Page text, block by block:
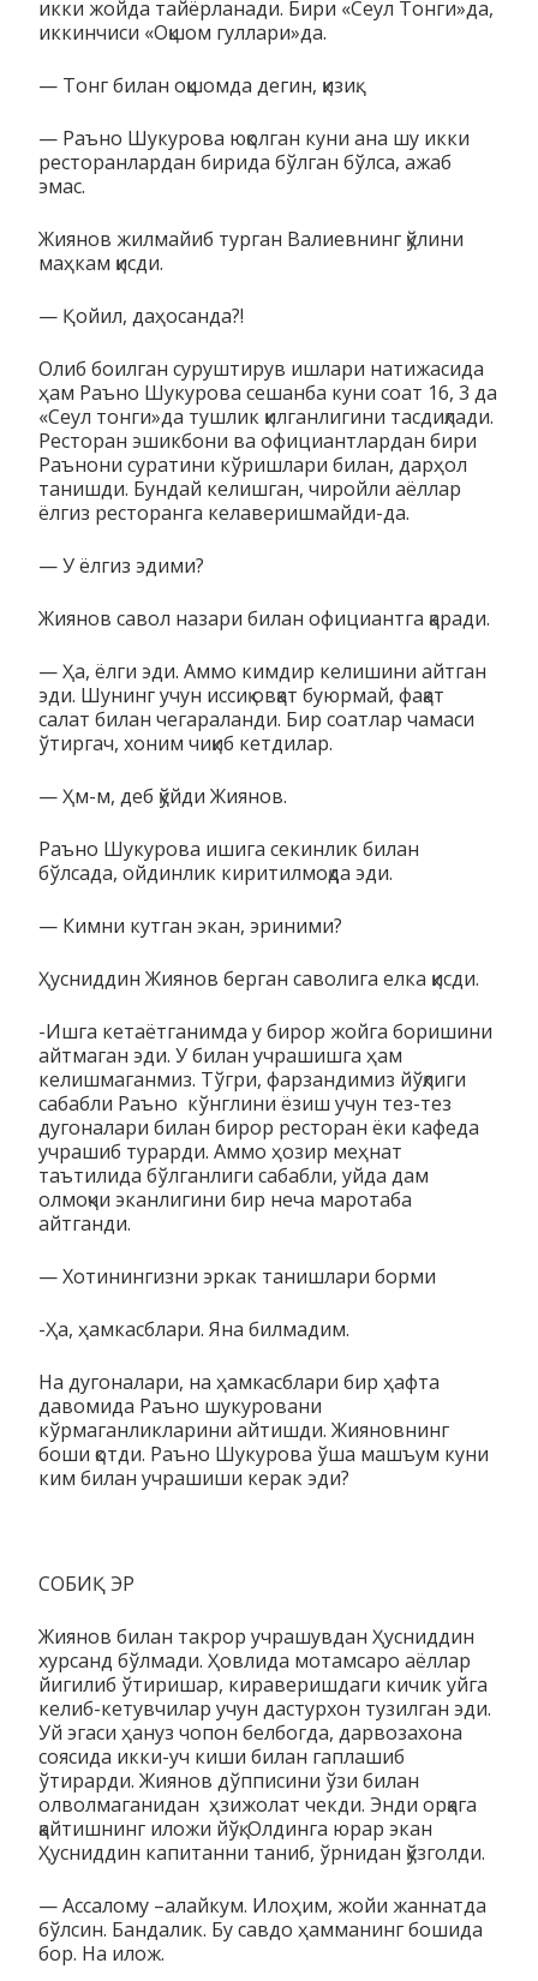
икки жойда тайёрланади. Бири «Сеул Тонги»да,
иккинчиси «Оқшом гуллари»да.
— Тонг билан оқшомда дегин, қизиқ.
— Раъно Шукурова юқолган куни ана шу икки
ресторанлардан бирида бўлган бўлса, ажаб
эмас.
Жиянов жилмайиб турган Валиевнинг қўлини
маҳкам қисди.
— Қойил, даҳосанда?!
Олиб боилган суруштирув ишлари натижасида
ҳам Раъно Шукурова сешанба куни соат 16, 3 да
«Сеул тонги»да тушлик қилганлигини тасдиқлади.
Ресторан эшикбони ва официантлардан бири
Раънони суратини кўришлари билан, дарҳол
танишди. Бундай келишган, чиройли аёллар
ёлгиз ресторанга келаверишмайди-да.
— У ёлгиз эдими?
Жиянов савол назари билан официантга қаради.
— Ҳа, ёлги эди. Аммо кимдир келишини айтган
эди. Шунинг учун иссиқ овқат буюрмай, фақат
салат билан чегараланди. Бир соатлар чамаси
ўтиргач, хоним чиқиб кетдилар.
— Ҳм-м, деб қўйди Жиянов.
Раъно Шукурова ишига секинлик билан
бўлсада, ойдинлик киритилмоқда эди.
— Кимни кутган экан, эриними?
Ҳусниддин Жиянов берган саволига елка қисди.
-Ишга кетаётганимда у бирор жойга боришини
айтмаган эди. У билан учрашишга ҳам
келишмаганмиз. Тўгри, фарзандимиз йўқлиги
сабабли Раъно кўнглини ёзиш учун тез-тез
дугоналари билан бирор ресторан ёки кафеда
учрашиб турарди. Аммо ҳозир меҳнат
таътилида бўлганлиги сабабли, уйда дам
олмоқчи эканлигини бир неча маротаба
айтганди.
— Хотинингизни эркак танишлари борми
-Ҳа, ҳамкасблари. Яна билмадим.
На дугоналари, на ҳамкасблари бир ҳафта
давомида Раъно шукуровани
кўрмаганликларини айтишди. Жияновнинг
боши қотди. Раъно Шукурова ўша машъум куни
ким билан учрашиши керак эди?
СОБИҚ ЭР
Жиянов билан такрор учрашувдан Ҳусниддин
хурсанд бўлмади. Ҳовлида мотамсаро аёллар
йигилиб ўтиришар, кираверишдаги кичик уйга
келиб-кетувчилар учун дастурхон тузилган эди.
Уй эгаси ҳануз чопон белбогда, дарвозахона
соясида икки-уч киши билан гаплашиб
ўтирарди. Жиянов дўпписини ўзи билан
олволмаганидан ҳзижолат чекди. Энди орқага
қайтишнинг иложи йўқ. Олдинга юрар экан
Ҳусниддин капитанни таниб, ўрнидан қўзголди.
— Ассалому –алайкум. Илоҳим, жойи жаннатда
бўлсин. Бандалик. Бу савдо ҳамманинг бошида
бор. На илож.